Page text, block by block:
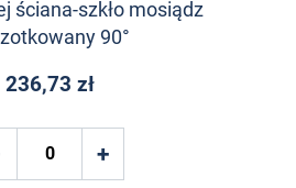
ściana-szkło mosiądz
90°
236,73 zł